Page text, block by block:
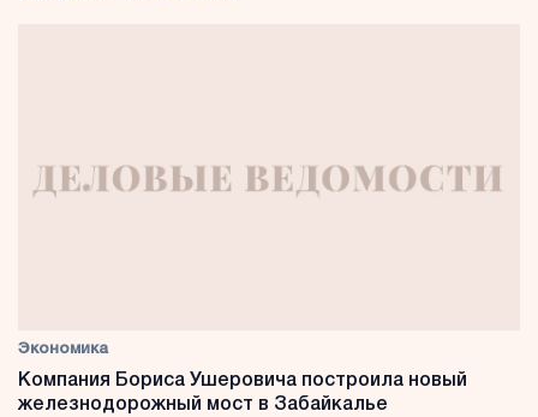
Экономика
Компания Бориса Ушеровича построила новый
железнодорожный мост в Забайкалье